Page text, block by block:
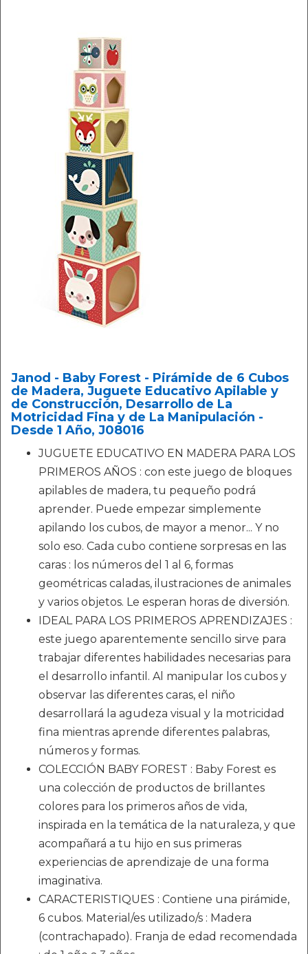
Janod - Baby Forest - Pirámide de 6 Cubos
de Madera, Juguete Educativo Apilable y
de Construcción, Desarrollo de La
Motricidad Fina y de La Manipulación -
Desde 1 Año, J08016
JUGUETE EDUCATIVO EN MADERA PARA LOS
PRIMEROS AÑOS : con este juego de bloques
apilables de madera, tu pequeño podrá
aprender. Puede empezar simplemente
apilando los cubos, de mayor a menor... Y no
solo eso. Cada cubo contiene sorpresas en las
caras : los números del 1 al 6, formas
geométricas caladas, ilustraciones de animales
y varios objetos. Le esperan horas de diversión.
IDEAL PARA LOS PRIMEROS APRENDIZAJES :
este juego aparentemente sencillo sirve para
trabajar diferentes habilidades necesarias para
el desarrollo infantil. Al manipular los cubos y
observar las diferentes caras, el niño
desarrollará la agudeza visual y la motricidad
fina mientras aprende diferentes palabras,
números y formas.
COLECCIÓN BABY FOREST : Baby Forest es
una colección de productos de brillantes
colores para los primeros años de vida,
inspirada en la temática de la naturaleza, y que
acompañará a tu hijo en sus primeras
experiencias de aprendizaje de una forma
imaginativa.
CARACTERISTIQUES : Contiene una pirámide,
6 cubos. Material/es utilizado/s : Madera
(contrachapado). Franja de edad recomendada